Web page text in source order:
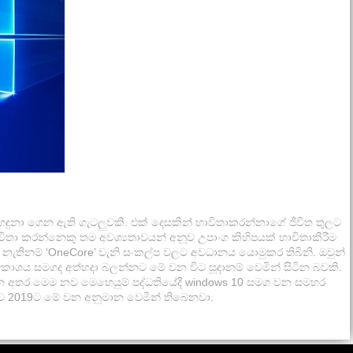
ගෙන ඇති ගැටලුවකි. එක් දෙසකින් භාවිතාකරන්නාගේ ජීවිත තුලට
කරන්නෙකු තම අවශ්‍යතාවයන් අනූව උපාංග කිහිපයක් භාවිතාකිරීම
නැතිනම් ‘OneCore’ වැනි සංකල්ප වලට අවධානය යොමුකර තිබිනි. ඔවුන්
සමගද අත්හදා බලන්නට මේ වන විට සූදානම් වෙමින් සිටින බවකි.
අතර මෙම නව මෙහෙයුම් පද්ධතියේදී windows 10 සමග වන සමහර
මේ වන අනුමාන වෙමින් තිබෙනවා.